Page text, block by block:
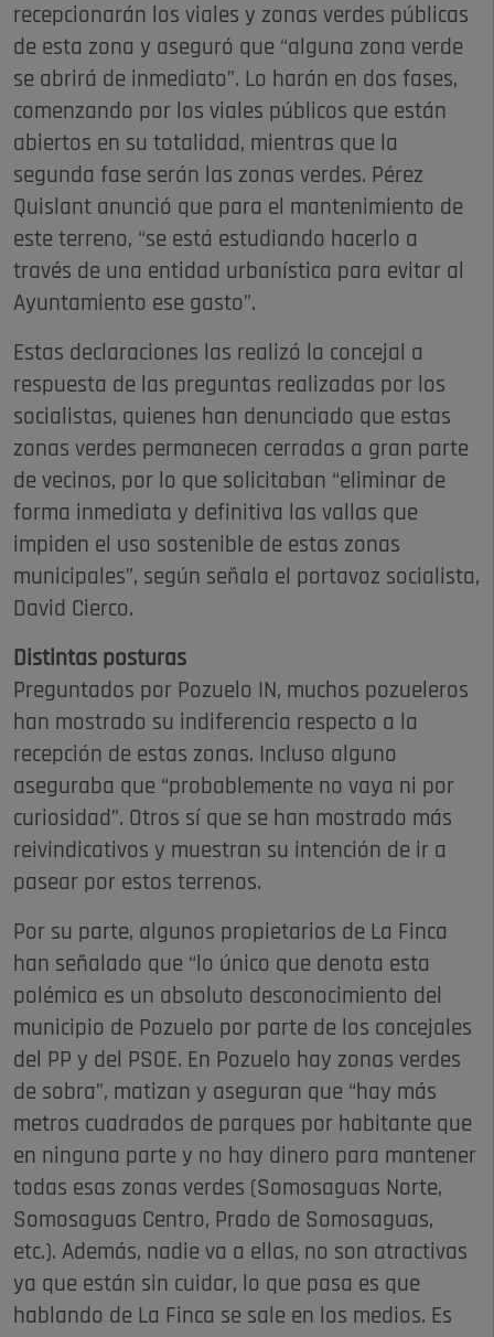
recepcionarán los viales y zonas verdes públicas
de esta zona y aseguró que “alguna zona verde
se abrirá de inmediato”. Lo harán en dos fases,
comenzando por los viales públicos que están
abiertos en su totalidad, mientras que la
segunda fase serán las zonas verdes. Pérez
Quislant anunció que para el mantenimiento de
este terreno, “se está estudiando hacerlo a
través de una entidad urbanística para evitar al
Ayuntamiento ese gasto”.
Estas declaraciones las realizó la concejal a
respuesta de las preguntas realizadas por los
socialistas, quienes han denunciado que estas
zonas verdes permanecen cerradas a gran parte
de vecinos, por lo que solicitaban “eliminar de
forma inmediata y definitiva las vallas que
impiden el uso sostenible de estas zonas
municipales”, según señala el portavoz socialista,
David Cierco.
Distintas posturas
Preguntados por Pozuelo IN, muchos pozueleros
han mostrado su indiferencia respecto a la
recepción de estas zonas. Incluso alguno
aseguraba que “probablemente no vaya ni por
curiosidad”. Otros sí que se han mostrado más
reivindicativos y muestran su intención de ir a
pasear por estos terrenos.
Por su parte, algunos propietarios de La Finca
han señalado que “lo único que denota esta
polémica es un absoluto desconocimiento del
municipio de Pozuelo por parte de los concejales
del PP y del PSOE. En Pozuelo hay zonas verdes
de sobra”, matizan y aseguran que “hay más
metros cuadrados de parques por habitante que
en ninguna parte y no hay dinero para mantener
todas esas zonas verdes (Somosaguas Norte,
Somosaguas Centro, Prado de Somosaguas,
etc.). Además, nadie va a ellas, no son atractivas
ya que están sin cuidar, lo que pasa es que
hablando de La Finca se sale en los medios. Es